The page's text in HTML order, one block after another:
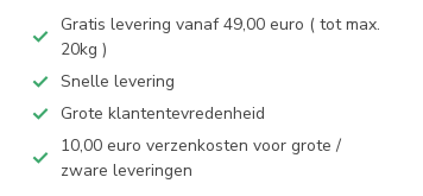
Gratis levering vanaf 49,00 euro ( tot max.
20kg )
Snelle levering
Grote klantentevredenheid
10,00 euro verzenkosten voor grote /
zware leveringen